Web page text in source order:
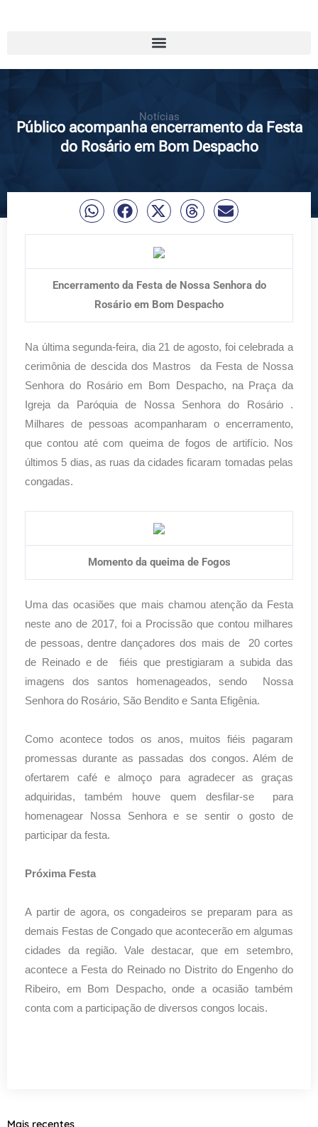
Notícias
Público acompanha encerramento da Festa
do Rosário em Bom Despacho
Encerramento da Festa de Nossa Senhora do
Rosário em Bom Despacho
Na última segunda-feira, dia 21 de agosto, foi celebrada a
cerimônia de descida dos Mastros da Festa de Nossa
Senhora do Rosário em Bom Despacho, na Praça da
Igreja da Paróquia de Nossa Senhora do Rosário .
Milhares de pessoas acompanharam o encerramento,
que contou até com queima de fogos de artifício. Nos
últimos 5 dias, as ruas da cidades ficaram tomadas pelas
congadas.
Momento da queima de Fogos
Uma das ocasiões que mais chamou atenção da Festa
neste ano de 2017, foi a Procissão que contou milhares
de pessoas, dentre dançadores dos mais de 20 cortes
de Reinado e de fiéis que prestigiaram a subida das
imagens dos santos homenageados, sendo Nossa
Senhora do Rosário, São Bendito e Santa Efigênia.
Como acontece todos os anos, muitos fiéis pagaram
promessas durante as passadas dos congos. Além de
ofertarem café e almoço para agradecer as graças
adquiridas, também houve quem desfilar-se para
homenagear Nossa Senhora e se sentir o gosto de
participar da festa.
Próxima Festa
A partir de agora, os congadeiros se preparam para as
demais Festas de Congado que acontecerão em algumas
cidades da região. Vale destacar, que em setembro,
acontece a Festa do Reinado no Distrito do Engenho do
Ribeiro, em Bom Despacho, onde a ocasião também
conta com a participação de diversos congos locais.
Mais recentes